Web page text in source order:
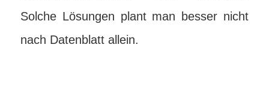
Solche Lösungen plant man besser nicht
nach Datenblatt allein.